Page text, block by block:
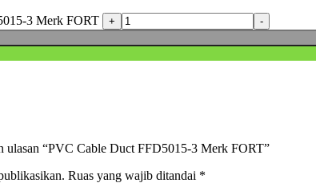
3 Merk FORT
ulasan “PVC Cable Duct FFD5015-3 Merk FORT”
Ruas yang wajib ditandai *